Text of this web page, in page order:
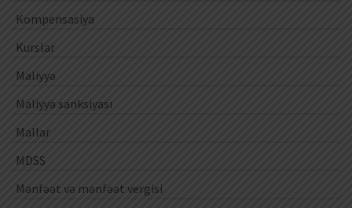
Kompensasiya
Kurslar
Maliyyə
Maliyyə sanksiyası
Mallar
MDSS
Mənfəət və mənfəət vergisi